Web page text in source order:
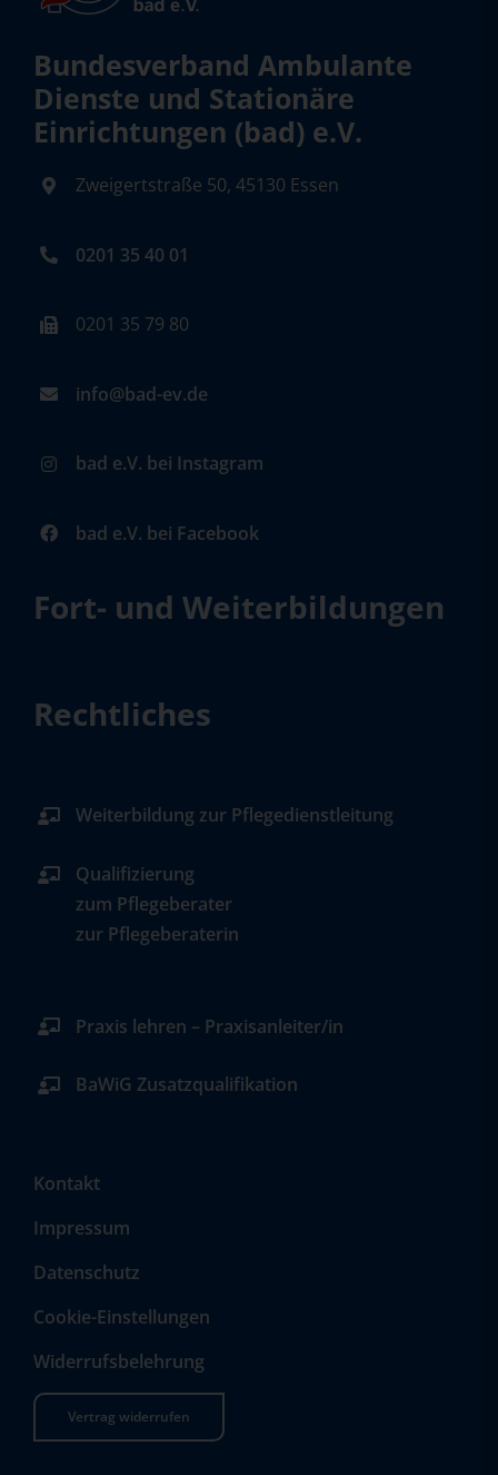
Bundesverband Ambulante
Dienste und Stationäre
Einrichtungen (bad) e.V.
Zweigertstraße 50, 45130 Essen
0201 35 40 01
0201 35 79 80
info@bad-ev.de
bad e.V. bei Instagram
bad e.V. bei Facebook
Fort- und Weiterbildungen
Rechtliches
Weiterbildung zur Pflegedienstleitung
Qualifizierung
zum Pflegeberater
zur Pflegeberaterin
Praxis lehren – Praxisanleiter/in
BaWiG Zusatzqualifikation
Kontakt
Impressum
Datenschutz
Cookie-Einstellungen
Widerrufsbelehrung
Vertrag widerrufen